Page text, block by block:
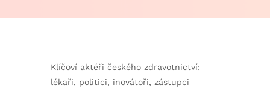
Klíčoví aktéři českého zdravotnictví:
lékaři, politici, inovátoři, zástupci